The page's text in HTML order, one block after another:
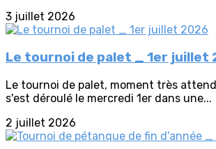
3 juillet 2026
Le tournoi de palet _ 1er juillet
Le tournoi de palet, moment très
s'est déroulé le mercredi 1er dans une...
2 juillet 2026